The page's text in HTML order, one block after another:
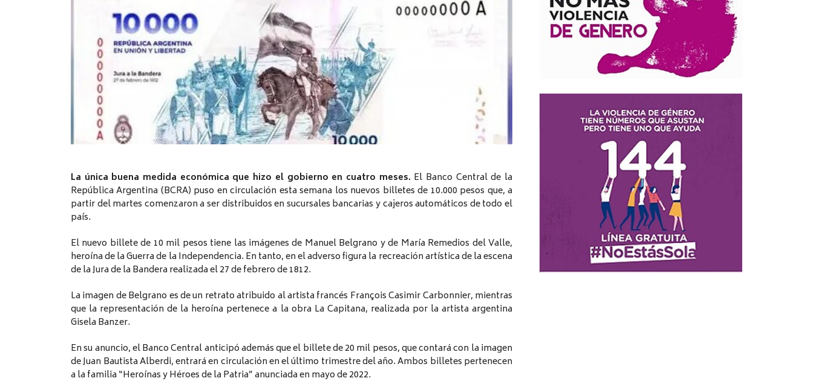
La única buena medida económica que hizo el gobierno en cuatro meses. El Banco Central de la
República Argentina (BCRA) puso en circulación esta semana los nuevos billetes de 10.000 pesos que, a
partir del martes comenzaron a ser distribuidos en sucursales bancarias y cajeros automáticos de todo el
país.
El nuevo billete de 10 mil pesos tiene las imágenes de Manuel Belgrano y de María Remedios del Valle,
heroína de la Guerra de la Independencia. En tanto, en el adverso figura la recreación artística de la escena
de la Jura de la Bandera realizada el 27 de febrero de 1812.
La imagen de Belgrano es de un retrato atribuido al artista francés François Casimir Carbonnier, mientras
que la representación de la heroína pertenece a la obra La Capitana, realizada por la artista argentina
Gisela Banzer.
En su anuncio, el Banco Central anticipó además que el billete de 20 mil pesos, que contará con la imagen
de Juan Bautista Alberdi, entrará en circulación en el último trimestre del año. Ambos billetes pertenecen
a la familia “Heroínas y Héroes de la Patria” anunciada en mayo de 2022.